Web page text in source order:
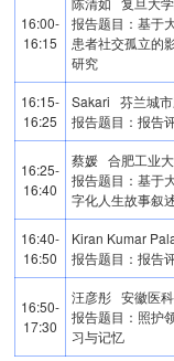
16:00-
16:15
报告题目：基于
患者社交孤立的
研究
16:15-
16:25
Sakari 芬兰城
报告题目：报告
16:25-
16:40
蔡媛 合肥工业
报告题目：基于
字化人生故事叙
16:40-
16:50
Kiran Kumar
报告题目：报告
16:50-
17:30
汪彦彤 安徽医
报告题目：照护
习与记忆